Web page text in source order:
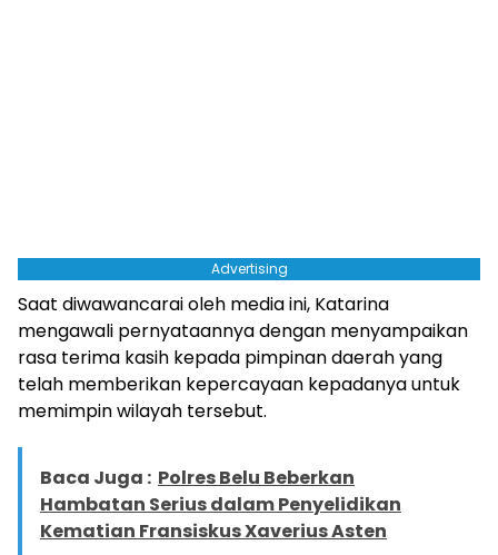
Advertising
Saat diwawancarai oleh media ini, Katarina
mengawali pernyataannya dengan menyampaikan
rasa terima kasih kepada pimpinan daerah yang
telah memberikan kepercayaan kepadanya untuk
memimpin wilayah tersebut.
Baca Juga : Polres Belu Beberkan
Hambatan Serius dalam Penyelidikan
Kematian Fransiskus Xaverius Asten